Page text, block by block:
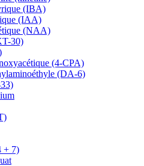
(IBA)
(IAA)
(NAA)
30)
(4-CPA)
(DA-6)
+ 7)